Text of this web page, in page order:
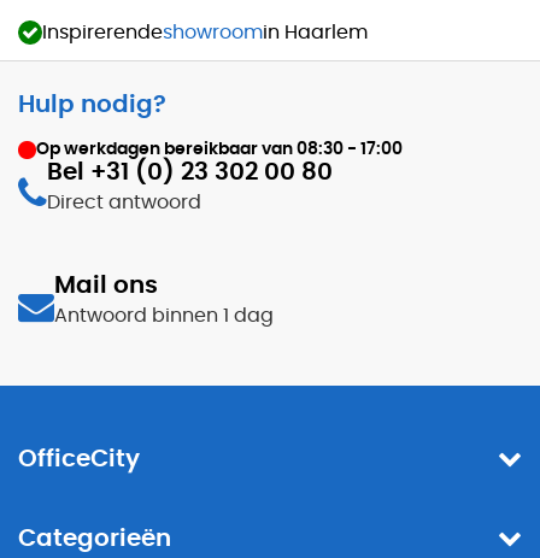
Inspirerendeshowroomin Haarlem
Hulp nodig?
Op werkdagen bereikbaar van 08:30 - 17:00
Bel +31 (0) 23 302 00 80
Direct antwoord
Mail ons
Antwoord binnen 1 dag
OfficeCity
Categorieën